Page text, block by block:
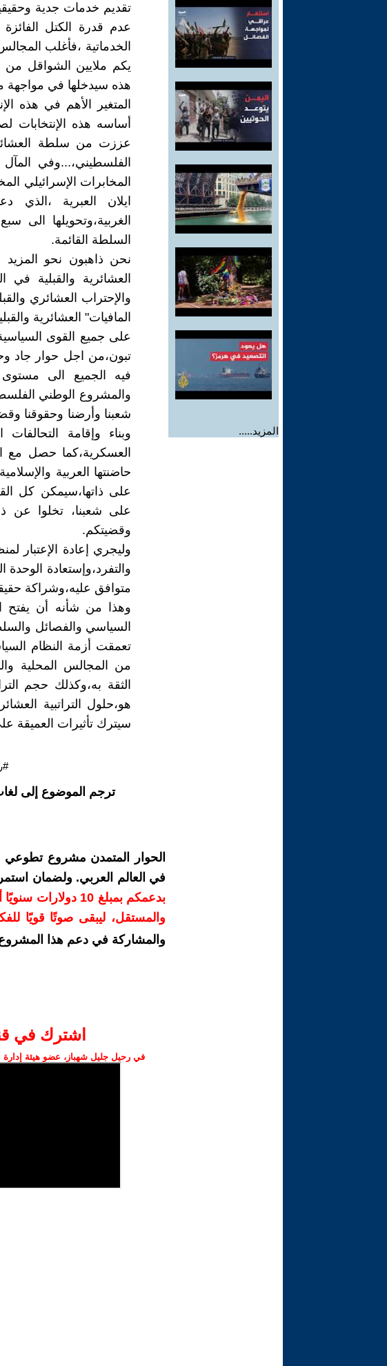
المزيد.....
تقديم خدمات جدية
عدم قدرة الكتل
الخدماتية ،فأغلب
يكم ملايين الشواقل من
هذه سيدخلها في مواجهة
المتغير الأهم في هذه
أساسه هذه الإنتخابات
عززت من سلطة
الفلسطيني،...وفي
المخابرات الإسرائيلي
ايلان العبرية
الغربية،وتحويلها الى
السلطة القائمة.
نحن ذاهبون نحو المزيد
العشائرية والقبلية
والإحتراب العشائري
المافيات" العشائرية
على جميع القوى
تبون،من اجل حوار جاد
فيه الجميع الى مستوى
والمشروع الوطني
شعبنا وأرضنا وحقوقنا
وبناء وإقامة التحالفات
العسكرية،كما حصل مع
حاضنتها العربية
على ذاتها،سيمكن كل
على شعبنا، تخلوا عن
وقضيتكم.
وليجري إعادة الإعتبار
والتفرد،وإستعادة
متوافق عليه،وشراكة
وهذا من شأنه أن يفتح
السياسي والفصائل
تعمقت أزمة النظام
من المجالس المحلية
الثقة به،وكذلك حجم
هو،حلول التراتبية
سيترك تأثيرات العميقة
ترجم الموضوع إلى
الحوار المتمدن مشروع تطوعي
في العالم العربي. ولضمان
بدعمكم بمبلغ 10
والمستقل، ليبقى صوتًا قويًا
والمشاركة في دعم هذا
اشترك في
في رحيل جليل شهباز، عضو هيئة إدارة